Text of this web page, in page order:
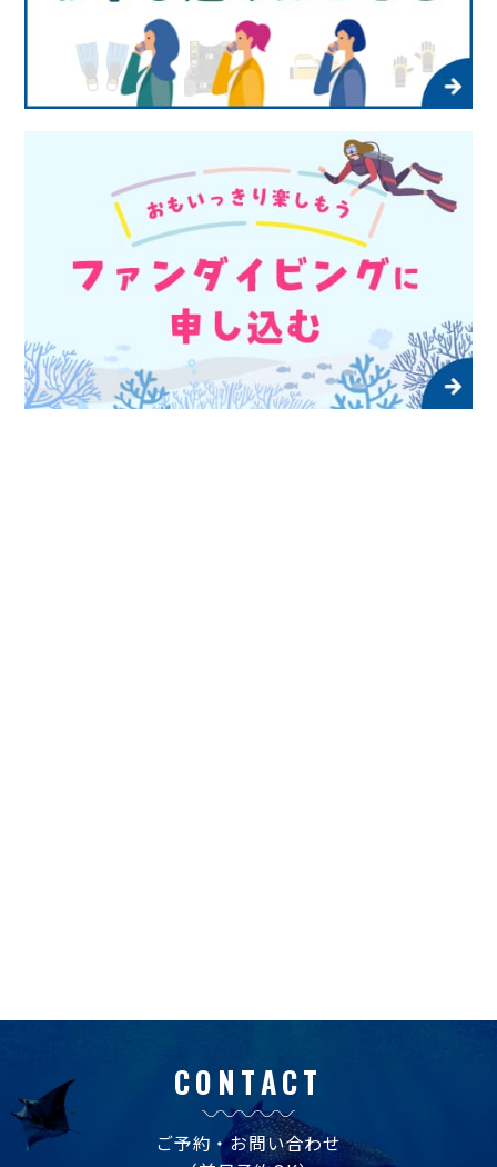
CONTACT
ご予約・お問い合わせ